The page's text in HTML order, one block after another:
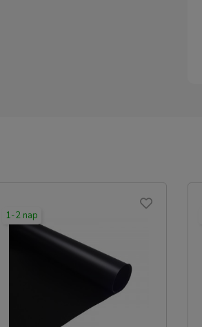
1-2 nap